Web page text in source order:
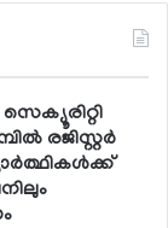
രജിസ്റ്റര്‍